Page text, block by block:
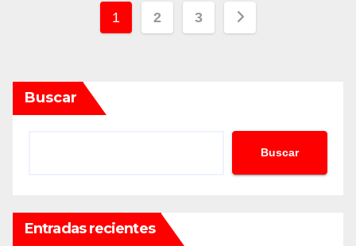
Paginación
1 2 3
Buscar
Buscar
Entradas recientes